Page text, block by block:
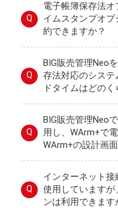
Q
電子帳簿保存法
イムスタンプオ
約できますか？
Q
BIG販売管理Neo
存法対応のシス
ドタイムはどのく
Q
BIG販売管理Neo
用し、WArm+で
WArm+の設計画
Q
インターネット接
使用していますが
ンは利用できます